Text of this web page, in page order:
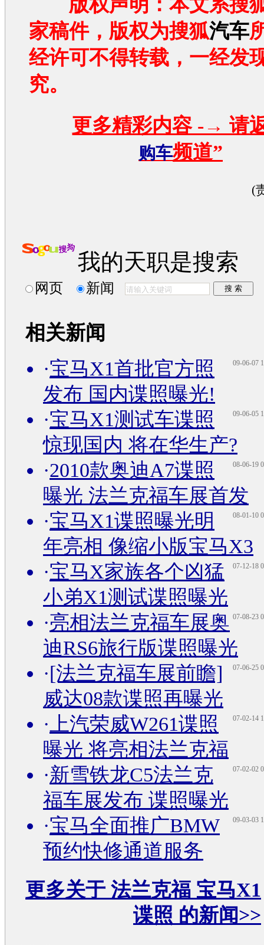
版权声明：本文系搜
家稿件，版权为搜狐汽车
经许可不得转载，一经发
究。
更多精彩内容 -→ 请
购车频道”
(
我的天职是搜索
网页 新闻
相关新闻
09-06-07
·宝马X1首批官方照
发布 国内谍照曝光!
09-06-05
·宝马X1测试车谍照
惊现国内 将在华生产?
08-06-19
·2010款奥迪A7谍照
曝光 法兰克福车展首发
08-01-10
·宝马X1谍照曝光明
年亮相 像缩小版宝马X3
07-12-18
·宝马X家族各个凶猛
小弟X1测试谍照曝光
07-08-23
·亮相法兰克福车展奥
迪RS6旅行版谍照曝光
07-06-25
·[法兰克福车展前瞻]
威达08款谍照再曝光
07-02-14
· 上汽荣威W261谍照
曝光 将亮相法兰克福
07-02-02
·新雪铁龙C5法兰克
福车展发布 谍照曝光
09-03-03
·宝马全面推广BMW
预约快修通道服务
更多关于 法兰克福 宝马X1
谍照 的新闻>>